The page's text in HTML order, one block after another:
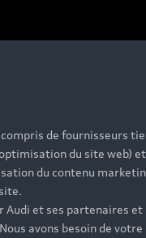
de fournisseurs
du site web)
du contenu
Audi et ses partenaires et
avons besoin de votre